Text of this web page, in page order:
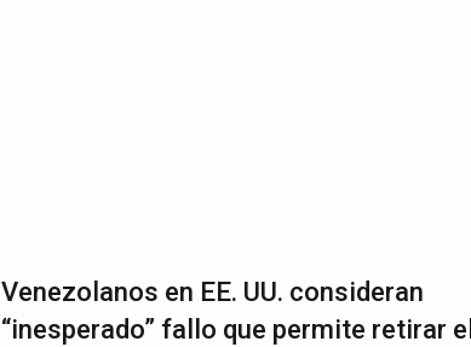
Venezolanos en EE. UU. consideran
“inesperado” fallo que permite retirar